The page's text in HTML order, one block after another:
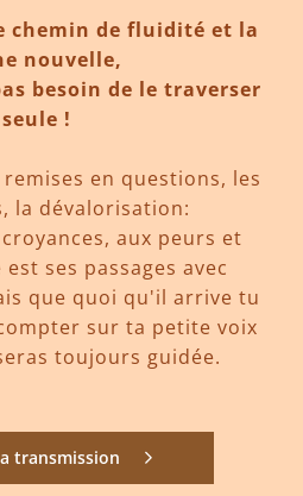
chemin de fluidité et la
nouvelle,
besoin de le traverser
seule !
en questions, les
la dévalorisation:
aux peurs et
ses passages avec
que quoi qu'il arrive tu
sur ta petite voix
toujours guidée.
transmission